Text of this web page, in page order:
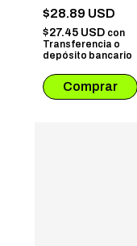
PARA CARTAS +
DADOS # 01
$28.89 USD
$27.45 USD con
Transferencia o
depósito bancario